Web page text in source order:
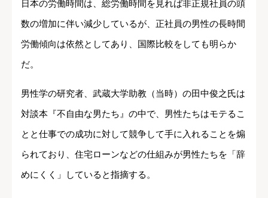
日本の労働時間は、総労働時間を見れば非正規社員の頭
数の増加に伴い減少しているが、正社員の男性の長時間
労働傾向は依然としてあり、国際比較をしても明らか
だ。
男性学の研究者、武蔵大学助教（当時）の田中俊之氏は
対談本『不自由な男たち』の中で、男性たちはモテるこ
とと仕事での成功に対して競争して手に入れることを煽
られており、住宅ローンなどの仕組みが男性たちを「辞
めにくく」していると指摘する。